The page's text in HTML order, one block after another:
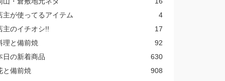
主が使ってるアイテム
4
主のイチオシ!!
17
理と備前焼
92
日の新着商品
630
と備前焼
908